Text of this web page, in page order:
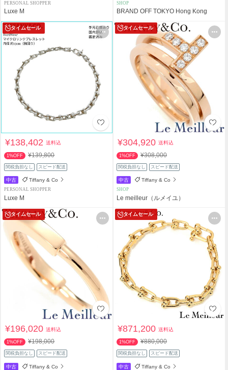
PERSONAL SHOPPER
Luxe M
SHOP
BRAND OFF TOKYO Hong Kong
タイムセール
¥138,402送料込
1%OFF ¥139,800
関税負担なし スピード配送
中古 Tiffany & Co
PERSONAL SHOPPER
Luxe M
タイムセール
¥304,920送料込
1%OFF ¥308,000
関税負担なし スピード配送
中古 Tiffany & Co
SHOP
Le meilleur（ルメイユ）
タイムセール
¥196,020送料込
1%OFF ¥198,000
関税負担なし スピード配送
中古 Tiffany & Co
タイムセール
¥871,200送料込
1%OFF ¥880,000
関税負担なし スピード配送
中古 Tiffany & Co